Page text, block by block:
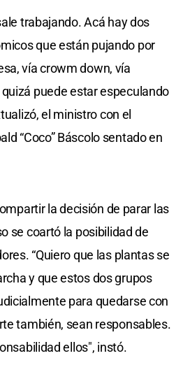
trabajando. Acá hay dos
que están pujando por
vía crowm down, vía
puede estar especulando
el ministro con el
“Coco” Báscolo sentado en
la decisión de parar las
se coartó la posibilidad de
“Quiero que las plantas se
y que estos dos grupos
para quedarse con
también, sean responsables.
ellos", instó.